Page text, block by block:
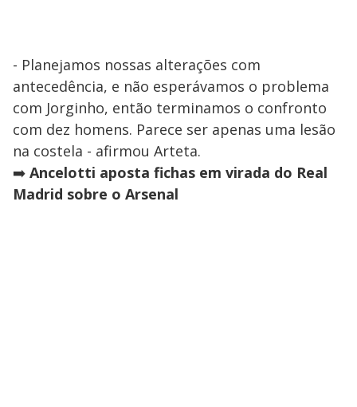
- Planejamos nossas alterações com
antecedência, e não esperávamos o problema
com Jorginho, então terminamos o confronto
com dez homens. Parece ser apenas uma lesão
na costela - afirmou Arteta.
➡️ Ancelotti aposta fichas em virada do Real
Madrid sobre o Arsenal